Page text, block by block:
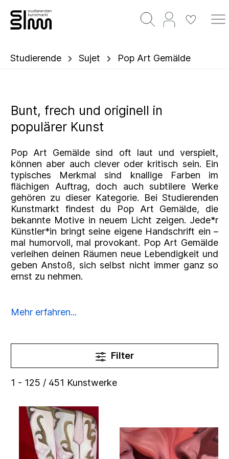
Studierende Sujet Pop Art Gemälde
Bunt, frech und originell in
populärer Kunst
Pop Art Gemälde sind oft laut und verspielt,
können aber auch clever oder kritisch sein. Ein
typisches Merkmal sind knallige Farben im
flächigen Auftrag, doch auch subtilere Werke
gehören zu dieser Kategorie. Bei Studierenden
Kunstmarkt findest du Pop Art Gemälde, die
bekannte Motive in neuem Licht zeigen. Jede*r
Künstler*in bringt seine eigene Handschrift ein –
mal humorvoll, mal provokant. Pop Art Gemälde
verleihen deinen Räumen neue Lebendigkeit und
geben Anstoß, sich selbst nicht immer ganz so
ernst zu nehmen.
Mehr erfahren...
Filter
1 - 125 / 451 Kunstwerke